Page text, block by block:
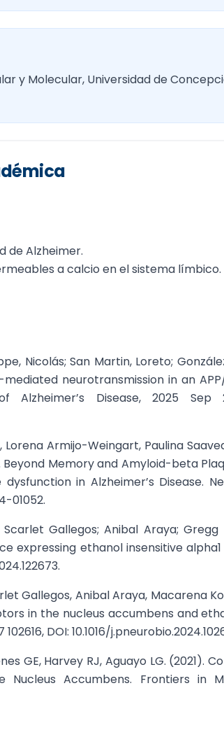
y Molecular, Universidad de
de Alzheimer.
a calcio en el sistema límbico.
Nicolás; San Martin, Loreto;
neurotransmission in an
Disease, 2025 Sep
Armijo-Weingart, Paulina
Beyond Memory and Amyloid-beta
in Alzheimer’s Disease.
01052.
Gallegos; Anibal Araya; Gregg
expressing ethanol insensitive
Gallegos, Anibal Araya, Macarena
in the nucleus accumbens and
DOI: 10.1016/
GE, Harvey RJ, Aguayo LG. (2021).
Accumbens. Frontiers in